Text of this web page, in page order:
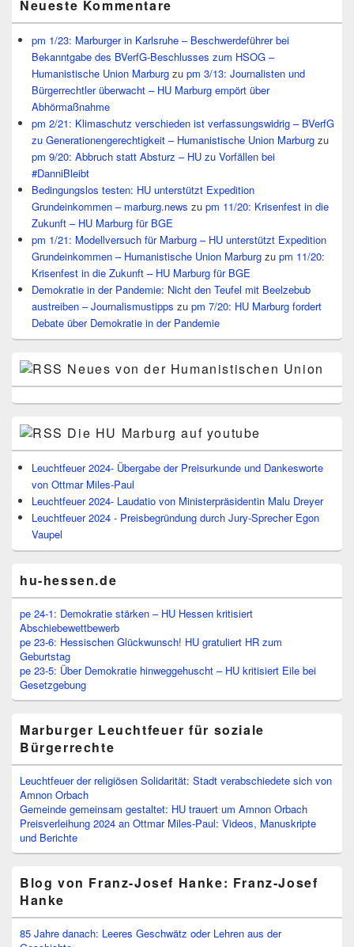
Neueste Kommentare
pm 1/23: Marburger in Karlsruhe – Beschwerdeführer bei
Bekanntgabe des BVerfG-Beschlusses zum HSOG –
Humanistische Union Marburg zu pm 3/13: Journalisten und
Bürgerrechtler überwacht – HU Marburg empört über
Abhörmaßnahme
pm 2/21: Klimaschutz verschieden ist verfassungswidrig – BVerfG
zu Generationengerechtigkeit – Humanistische Union Marburg zu
pm 9/20: Abbruch statt Absturz – HU zu Vorfällen bei
#DanniBleibt
Bedingungslos testen: HU unterstützt Expedition
Grundeinkommen – marburg.news zu pm 11/20: Krisenfest in die
Zukunft – HU Marburg für BGE
pm 1/21: Modellversuch für Marburg – HU unterstützt Expedition
Grundeinkommen – Humanistische Union Marburg zu pm 11/20:
Krisenfest in die Zukunft – HU Marburg für BGE
Demokratie in der Pandemie: Nicht den Teufel mit Beelzebub
austreiben – Journalismustipps zu pm 7/20: HU Marburg fordert
Debate über Demokratie in der Pandemie
Neues von der Humanistischen Union
Die HU Marburg auf youtube
Leuchtfeuer 2024- Übergabe der Preisurkunde und Dankesworte
von Ottmar Miles-Paul
Leuchtfeuer 2024- Laudatio von Ministerpräsidentin Malu Dreyer
Leuchtfeuer 2024 - Preisbegründung durch Jury-Sprecher Egon
Vaupel
hu-hessen.de
pe 24-1: Demokratie stärken – HU Hessen kritisiert
Abschiebewettbewerb
pe 23-6: Hessischen Glückwunsch! HU gratuliert HR zum
Geburtstag
pe 23-5: Über Demokratie hinweggehuscht – HU kritisiert Eile bei
Gesetzgebung
Marburger Leuchtfeuer für soziale
Bürgerrechte
Leuchtfeuer der religiösen Solidarität: Stadt verabschiedete sich von
Amnon Orbach
Gemeinde gemeinsam gestaltet: HU trauert um Amnon Orbach
Preisverleihung 2024 an Ottmar Miles-Paul: Videos, Manuskripte
und Berichte
Blog von Franz-Josef Hanke: Franz-Josef
Hanke
85 Jahre danach: Leeres Geschwätz oder Lehren aus der